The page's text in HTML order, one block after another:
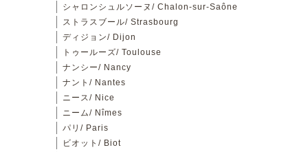
シャロンシュルソーヌ/ Chalon-sur-Saône
ストラスブール/ Strasbourg
ディジョン/ Dijon
トゥールーズ/ Toulouse
ナンシー/ Nancy
ナント/ Nantes
ニース/ Nice
ニーム/ Nîmes
パリ/ Paris
ビオット/ Biot